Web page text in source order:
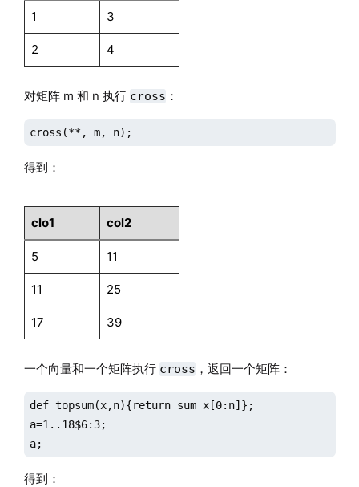
1 3
2 4
对矩阵 m 和 n 执行 cross ：
cross(**, m, n);
得到：
clo1 col2
5 11
11 25
17 39
一个向量和一个矩阵执行 cross ，返回一个矩阵：
def topsum(x,n){return sum x[0:n]};
a=1..18$6:3;
a;
得到：